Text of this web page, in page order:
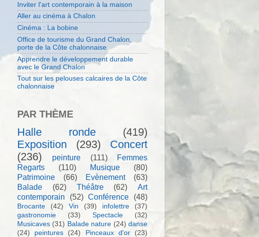
Inviter l'art contemporain à la maison
Aller au cinéma à Chalon
Cinéma : La bobine
Office de tourisme du Grand Chalon,
porte de la Côte chalonnaise
Apprendre le développement durable
avec le Grand Chalon
Tout sur les pelouses calcaires de la Côte
chalonnaise
PAR THÈME
Halle ronde
(419)
Exposition
(293)
Concert
(236)
peinture (111)
Femmes
Regarts
(110) Musique
(80)
Patrimoine
(66) Evènement
(63)
Balade
(62) Théâtre (62)
Art
contemporain
(52) Conférence (48)
Brocante (42) Vin (39) infolettre
(37)
gastronomie
(33) Spectacle
(32)
Musicaves (31) Balade nature (24) danse
(24)
peintures (24) Pinceaux d'or
(23)